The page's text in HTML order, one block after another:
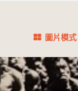
圖片模式